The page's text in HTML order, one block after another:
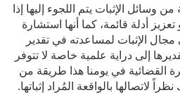
وسائل الإثبات يتم اللجوء إليها إذا
أدلة قائمة، كما أنها استشارة
الإثبات لمساعدته في تقدير
إلى دراية علمية خاصة لا تتوفر
القضائية في يومنا هذا طريقة من
لاتصالها بالواقعة المُراد إثباتها.